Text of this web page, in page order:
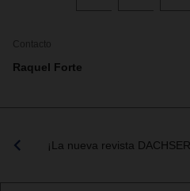
Contacto
Raquel Forte
¡La nueva revista